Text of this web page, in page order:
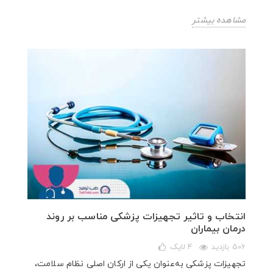
مشاهده بیشتر
انتخاب و تاثیر تجهيزات پزشکی مناسب بر روند
درمان بیماران
506 بازدید 4 لایک
تجهيزات پزشکی به‌عنوان یکی از ارکان اصلی نظام سلامت،